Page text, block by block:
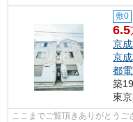
敷0
6.5
京
京
都
築
東
ここまでご覧頂きありがとうご